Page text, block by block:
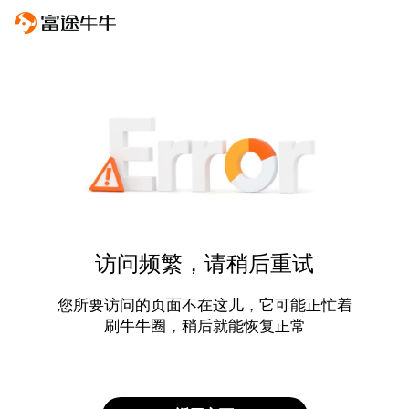
访问频繁，请稍后重试
您所要访问的页面不在这儿，它可能正忙着
刷牛牛圈，稍后就能恢复正常